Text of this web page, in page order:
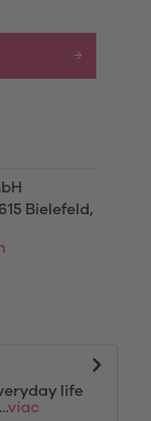
Bielefeld,
life
viac